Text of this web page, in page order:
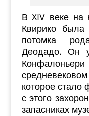
В XIV веке на
Квирико была
потомка
Деодадо. Он
которое стало
с этого
запасниках